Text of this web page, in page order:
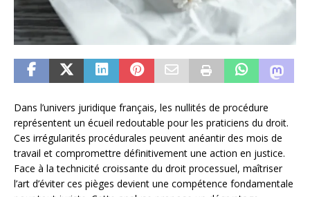
Dans l’univers juridique français, les nullités de procédure
représentent un écueil redoutable pour les praticiens du droit.
Ces irrégularités procédurales peuvent anéantir des mois de
travail et compromettre définitivement une action en justice.
Face à la technicité croissante du droit processuel, maîtriser
l’art d’éviter ces pièges devient une compétence fondamentale